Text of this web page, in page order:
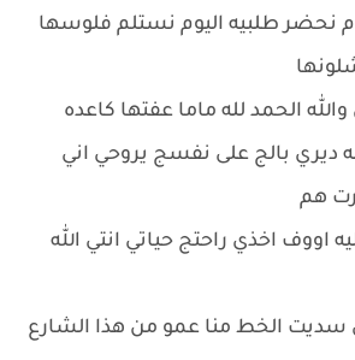
نحضر طلبيه اليوم نستلم فلوسها
الحمد لله ماما عفتها كاعده
ديري بالج على نفسج يروحي اني
هم
اووف اخذي راحتج حياتي انتي الله
الخط منا عمو من هذا الشارع